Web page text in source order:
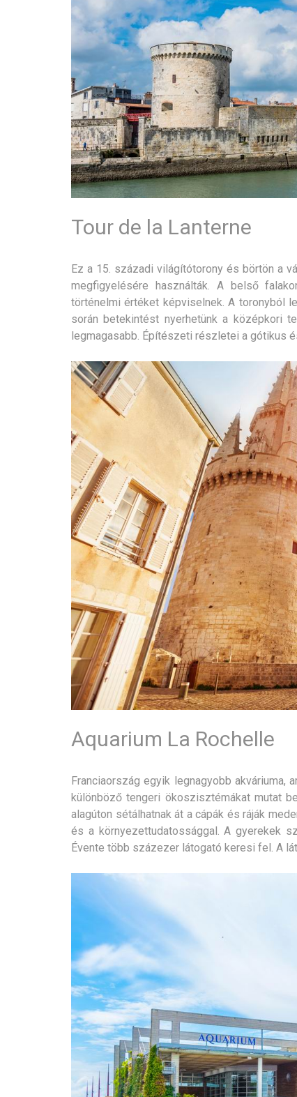
Tour de la Lanterne
Ez a 15. századi világítótorony és börtön a
megfigyelésére használták. A belső
történelmi értéket képviselnek. A toronyból
során betekintést nyerhetünk a középkori
legmagasabb. Építészeti részletei a gótikus
Aquarium La Rochelle
Franciaország egyik legnagyobb
különböző tengeri ökoszisztémákat mutat
alagúton sétálhatnak át a cápák és ráják
és a környezettudatossággal. A gyerekek
Évente több százezer látogató keresi fel. A